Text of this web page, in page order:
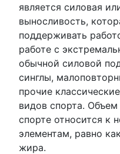
является силовая
выносливость,
поддерживать
работе с
обычной силовой
синглы,
прочие
видов спорта.
спорте относится к
элементам, равно
жира.